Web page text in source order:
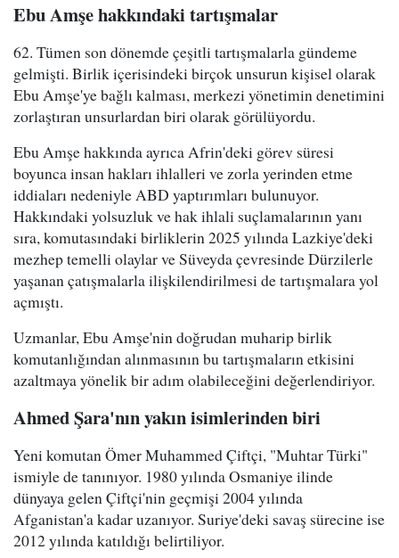
Ebu Amşe hakkındaki tartışmalar
62. Tümen son dönemde çeşitli tartışmalarla gündeme
gelmişti. Birlik içerisindeki birçok unsurun kişisel olarak
Ebu Amşe'ye bağlı kalması, merkezi yönetimin denetimini
zorlaştıran unsurlardan biri olarak görülüyordu.
Ebu Amşe hakkında ayrıca Afrin'deki görev süresi
boyunca insan hakları ihlalleri ve zorla yerinden etme
iddiaları nedeniyle ABD yaptırımları bulunuyor.
Hakkındaki yolsuzluk ve hak ihlali suçlamalarının yanı
sıra, komutasındaki birliklerin 2025 yılında Lazkiye'deki
mezhep temelli olaylar ve Süveyda çevresinde Dürzilerle
yaşanan çatışmalarla ilişkilendirilmesi de tartışmalara yol
açmıştı.
Uzmanlar, Ebu Amşe'nin doğrudan muharip birlik
komutanlığından alınmasının bu tartışmaların etkisini
azaltmaya yönelik bir adım olabileceğini değerlendiriyor.
Ahmed Şara'nın yakın isimlerinden biri
Yeni komutan Ömer Muhammed Çiftçi, "Muhtar Türki"
ismiyle de tanınıyor. 1980 yılında Osmaniye ilinde
dünyaya gelen Çiftçi'nin geçmişi 2004 yılında
Afganistan'a kadar uzanıyor. Suriye'deki savaş sürecine ise
2012 yılında katıldığı belirtiliyor.